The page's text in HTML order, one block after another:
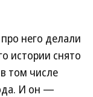
него делали
истории снято
том числе
И он —